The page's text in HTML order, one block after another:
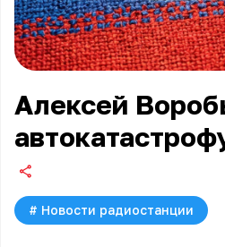
Алексей
# Новости радиостанции